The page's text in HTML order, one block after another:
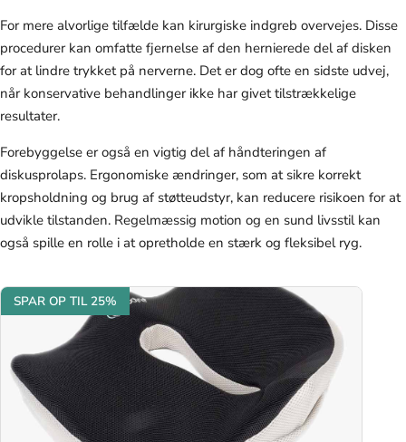
For mere alvorlige tilfælde kan kirurgiske indgreb overvejes. Disse
procedurer kan omfatte fjernelse af den hernierede del af disken
for at lindre trykket på nerverne. Det er dog ofte en sidste udvej,
når konservative behandlinger ikke har givet tilstrækkelige
resultater.
Forebyggelse er også en vigtig del af håndteringen af
diskusprolaps. Ergonomiske ændringer, som at sikre korrekt
kropsholdning og brug af støtteudstyr, kan reducere risikoen for at
udvikle tilstanden. Regelmæssig motion og en sund livsstil kan
også spille en rolle i at opretholde en stærk og fleksibel ryg.
SPAR OP TIL 25%